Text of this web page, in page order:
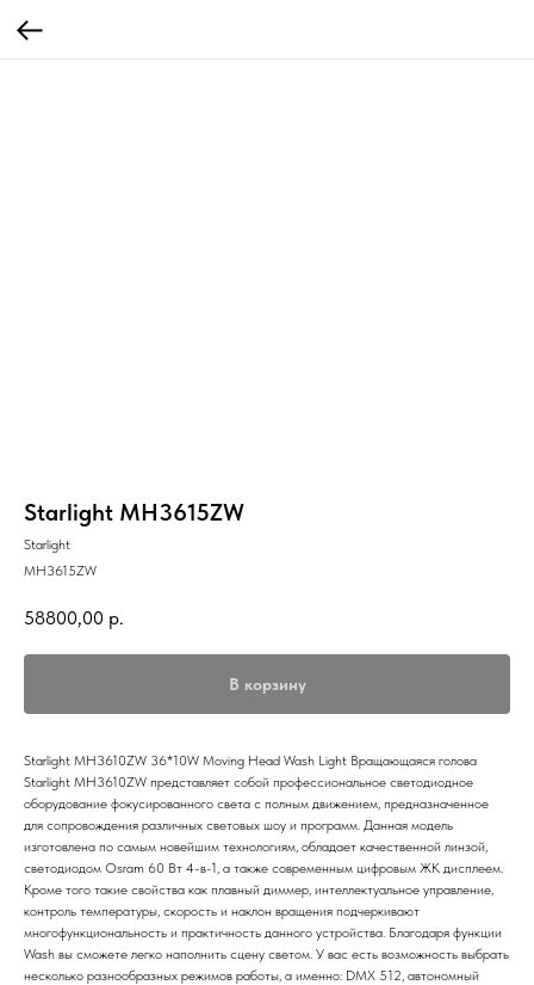
Starlight MH3615ZW
Starlight
MH3615ZW
58800,00 р.
В корзину
Starlight MH3610ZW 36*10W Moving Head Wash Light Вращающаяся голова
Starlight MH3610ZW представляет собой профессиональное светодиодное
оборудование фокусированного света с полным движением, предназначенное
для сопровождения различных световых шоу и программ. Данная модель
изготовлена по самым новейшим технологиям, обладает качественной линзой,
светодиодом Osram 60 Вт 4-в-1, а также современным цифровым ЖК дисплеем.
Кроме того такие свойства как плавный диммер, интеллектуальное управление,
контроль температуры, скорость и наклон вращения подчеркивают
многофункциональность и практичность данного устройства. Благодаря функции
Wash вы сможете легко наполнить сцену светом. У вас есть возможность выбрать
несколько разнообразных режимов работы, а именно: DMX 512, автономный